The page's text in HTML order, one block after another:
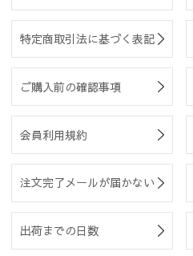
特定商取引法に基づく表記
ご購入前の確認事項
会員利用規約
注文完了メールが届かない
出荷までの日数